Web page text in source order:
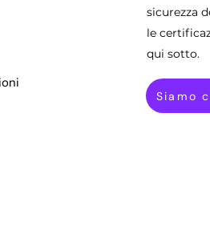
sicurezza
le
qui sotto.
Siamo